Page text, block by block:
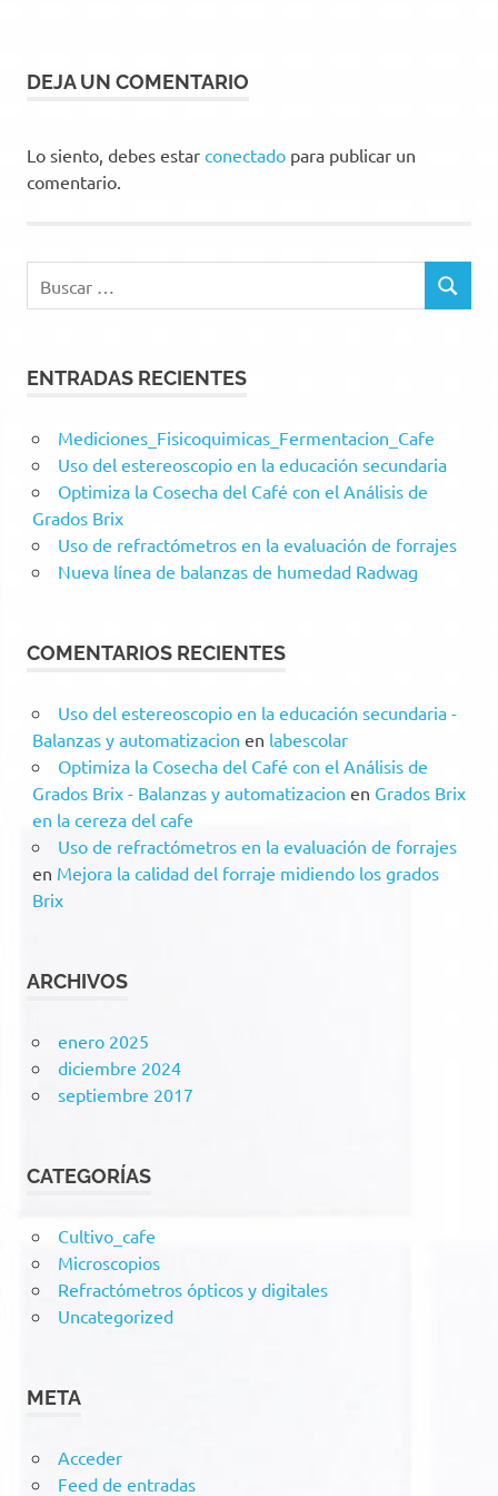
DEJA UN COMENTARIO
Lo siento, debes estar conectado para publicar un
comentario.
BUSCAR
ENTRADAS RECIENTES
Mediciones_Fisicoquimicas_Fermentacion_Cafe
Uso del estereoscopio en la educación secundaria
Optimiza la Cosecha del Café con el Análisis de
Grados Brix
Uso de refractómetros en la evaluación de forrajes
Nueva línea de balanzas de humedad Radwag
COMENTARIOS RECIENTES
Uso del estereoscopio en la educación secundaria -
Balanzas y automatizacion en labescolar
Optimiza la Cosecha del Café con el Análisis de
Grados Brix - Balanzas y automatizacion en Grados Brix
en la cereza del cafe
Uso de refractómetros en la evaluación de forrajes
en Mejora la calidad del forraje midiendo los grados
Brix
ARCHIVOS
enero 2025
diciembre 2024
septiembre 2017
CATEGORÍAS
Cultivo_cafe
Microscopios
Refractómetros ópticos y digitales
Uncategorized
META
Acceder
Feed de entradas